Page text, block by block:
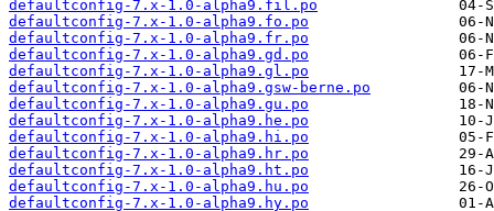
defaultconfig-7.x-1.0-alpha9.fil.po
defaultconfig-7.x-1.0-alpha9.fo.po
defaultconfig-7.x-1.0-alpha9.fr.po
defaultconfig-7.x-1.0-alpha9.gd.po
defaultconfig-7.x-1.0-alpha9.gl.po
defaultconfig-7.x-1.0-alpha9.gsw-berne.po
defaultconfig-7.x-1.0-alpha9.gu.po
defaultconfig-7.x-1.0-alpha9.he.po
defaultconfig-7.x-1.0-alpha9.hi.po
defaultconfig-7.x-1.0-alpha9.hr.po
defaultconfig-7.x-1.0-alpha9.ht.po
defaultconfig-7.x-1.0-alpha9.hu.po
defaultconfig-7.x-1.0-alpha9.hy.po